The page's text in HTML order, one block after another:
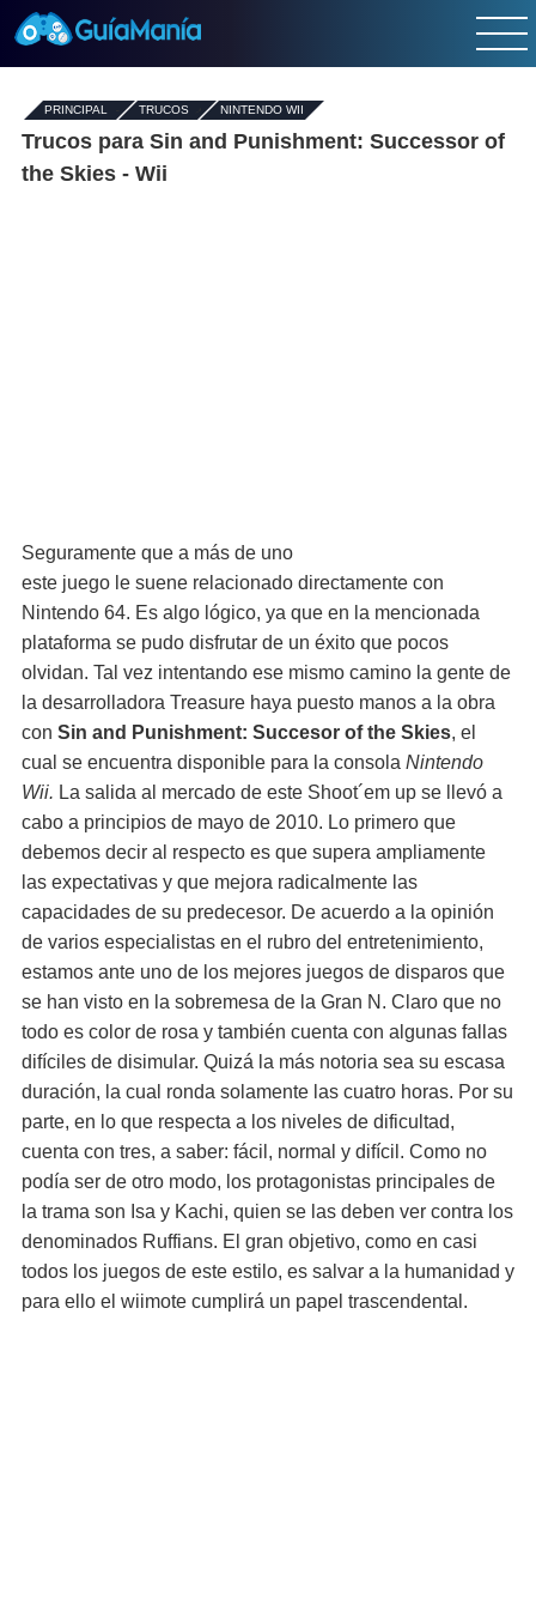
PRINCIPAL - TRUCOS› NINTENDO WII
Trucos para Sin and Punishment: Successor of
the Skies - Wii
Seguramente que a más de uno
este juego le suene relacionado directamente con
Nintendo 64. Es algo lógico, ya que en la mencionada
plataforma se pudo disfrutar de un éxito que pocos
olvidan. Tal vez intentando ese mismo camino la gente de
la desarrolladora Treasure haya puesto manos a la obra
con Sin and Punishment: Succesor of the Skies, el
cual se encuentra disponible para la consola Nintendo
Wii. La salida al mercado de este Shoot´em up se llevó a
cabo a principios de mayo de 2010. Lo primero que
debemos decir al respecto es que supera ampliamente
las expectativas y que mejora radicalmente las
capacidades de su predecesor. De acuerdo a la opinión
de varios especialistas en el rubro del entretenimiento,
estamos ante uno de los mejores juegos de disparos que
se han visto en la sobremesa de la Gran N. Claro que no
todo es color de rosa y también cuenta con algunas fallas
difíciles de disimular. Quizá la más notoria sea su escasa
duración, la cual ronda solamente las cuatro horas. Por su
parte, en lo que respecta a los niveles de dificultad,
cuenta con tres, a saber: fácil, normal y difícil. Como no
podía ser de otro modo, los protagonistas principales de
la trama son Isa y Kachi, quien se las deben ver contra los
denominados Ruffians. El gran objetivo, como en casi
todos los juegos de este estilo, es salvar a la humanidad y
para ello el wiimote cumplirá un papel trascendental.